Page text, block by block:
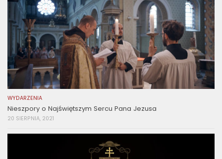
WYDARZENIA
Nieszpory o Najświętszym Sercu Pana Jezusa
20 SIERPNIA, 2021